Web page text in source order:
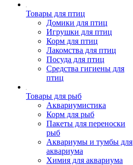
Товары для птиц
Домики для птиц
Игрушки для птиц
Корм для птиц
Лакомства для птиц
Посуда для птиц
Средства гигиены для
птиц
Товары для рыб
Аквариумистика
Корм для рыб
Пакеты для переноски
рыб
Аквариумы и тумбы для
аквариума
Химия для аквариума